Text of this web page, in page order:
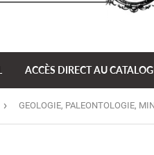
ACCÈS DIRECT AU
› GEOLOGIE, PALEONTOLOGIE,